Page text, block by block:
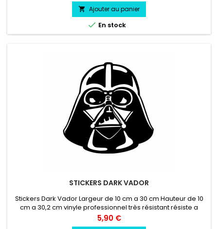
 Ajouter au panier
 En stock
STICKERS DARK VADOR
Stickers Dark Vador Largeur de 10 cm a 30 cm Hauteur de 10
cm a 30,2 cm vinyle professionnel très résistant résiste a
l'eau, essence, chaleur, froid.
Prix
5,90 €